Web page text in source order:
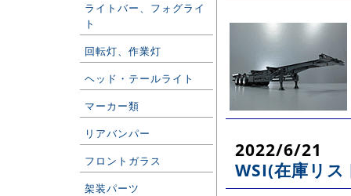
ライトバー、フォグライ
ト
回転灯、作業灯
ヘッド・テールライト
マーカー類
リアバンパー
フロントガラス
架装パーツ
2022/6/21
WSI(在庫リス